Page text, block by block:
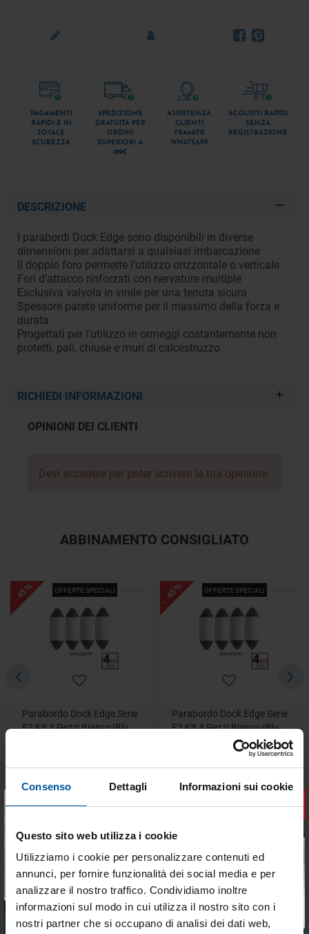
×
Consenso Dettagli Informazioni sui cookie
Questo sito web utilizza i cookie
Utilizziamo i cookie per personalizzare contenuti ed
annunci, per fornire funzionalità dei social media e per
analizzare il nostro traffico. Condividiamo inoltre
informazioni sul modo in cui utilizza il nostro sito con i
nostri partner che si occupano di analisi dei dati web,
PAGAMENTI
RAPIDI E IN
TOTALE
SCUREZZA
SPEDIZIONE
GRATUITA PER
ORDINI
SUPERIORI A
199€
ASSISTENZA
CLIENTI
TRAMITE
WHATSAPP
ACQUISTI RAPIDI
SENZA
REGISTRAZIONE
DESCRIZIONE
I parabordi Dock Edge sono disponibili in diverse
dimensioni per adattarsi a qualsiasi imbarcazione
Il doppio foro permette l’utilizzo orizzontale o verticale
Fori d’attacco rinforzati con nervature multiple
Esclusiva valvola in vinile per una tenuta sicura
Spessore parete uniforme per il massimo della forza e
durata
Progettati per l’utilizzo in ormeggi costantemente non
protetti, pali, chiuse e muri di calcestruzzo
RICHIEDI INFORMAZIONI
OPINIONI DEI CLIENTI
Devi accedere per poter scrivere la tua opinione.
ABBINAMENTO CONSIGLIATO
OFFERTE SPECIALI
- 48%
Parabordo Dock Edge Serie
F2 Kit 4 Pezzi Bianco/Blu Ø
€ 100,24
OFFERTE SPECIALI
- 48%
Parabordo Dock Edge Serie
F3 Kit 4 Pezzi Bianco/Blu Ø
220 x 750 mm
€ 116,73
DELLA STESSA CATEGORIA
OFFERTE SPECIALI
- 48% OFFERTE SPECIALI
- 48%